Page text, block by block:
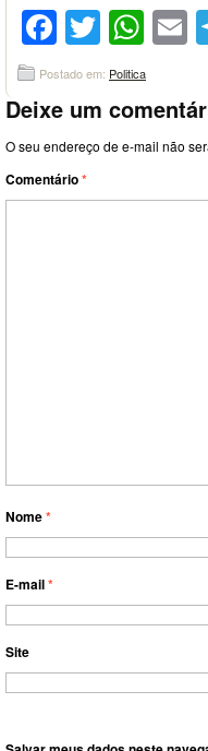
Twitter
Postado em: Politica
Deixe um
O seu endereço de e-mail não
Comentário*
Nome*
E-mail*
Site